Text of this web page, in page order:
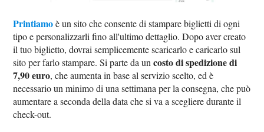
Printiamoè un sito che consente di stampare biglietti di ogni
tipo e personalizzarli fino all'ultimo dettaglio. Dopo aver creato
il tuo biglietto, dovrai semplicemente scaricarlo e caricarlo sul
sito per farlo stampare. Si parte da uncosto di spedizione di
7,90 euro, che aumenta in base al servizio scelto, ed è
necessario un minimo di una settimana per la consegna, che può
aumentare a seconda della data che si va a scegliere durante il
check-out.